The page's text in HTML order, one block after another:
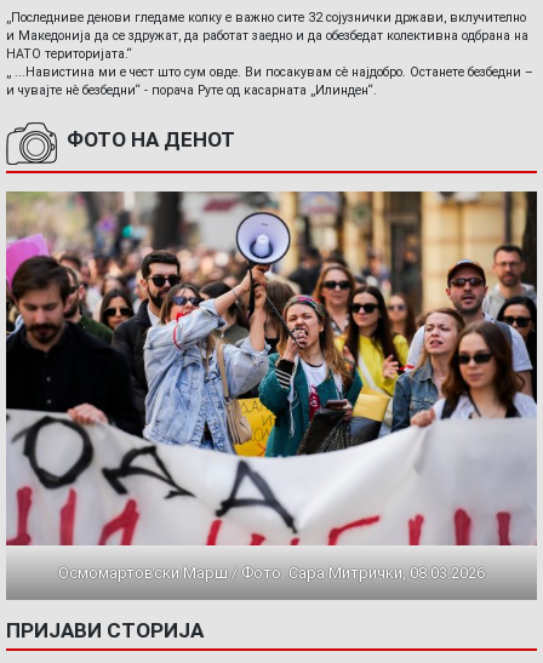
„Последниве денови гледаме колку е важно сите 32 сојузнички држави, вклучително
и Македонија да се здружат, да работат заедно и да обезбедат колективна одбрана на
НАТО територијата.“
„ ...Навистина ми е чест што сум овде. Ви посакувам сè најдобро. Останете безбедни –
и чувајте нè безбедни“ - порача Руте од касарната „Илинден“.
ФОТО НА ДЕНОТ
Осмомартовски Марш / Фото: Сара Митрички, 08.03.2026
ПРИЈАВИ СТОРИЈА